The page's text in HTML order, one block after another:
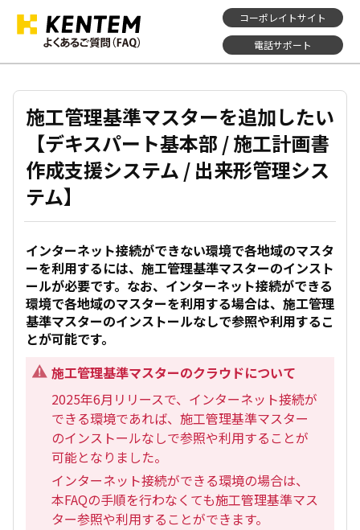
コーポレイトサイト
電話サポート
施工管理基準マスターを追加したい
【デキスパート基本部 / 施工計画書
作成支援システム / 出来形管理シス
テム】
インターネット接続ができない環境で各地域のマスタ
ーを利用するには、施工管理基準マスターのインスト
ールが必要です。なお、インターネット接続ができる
環境で各地域のマスターを利用する場合は、施工管理
基準マスターのインストールなしで参照や利用するこ
とが可能です。
施工管理基準マスターのクラウドについて
2025年6月リリースで、インターネット接続が
できる環境であれば、施工管理基準マスター
のインストールなしで参照や利用することが
可能となりました。
インターネット接続ができる環境の場合は、
本FAQの手順を行わなくても施工管理基準マス
ター参照や利用することができます。